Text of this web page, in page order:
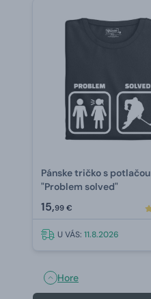
Pánske tričko s potlačou
"Problem solved"
15,99 €
U VÁS: 11.8.2026
Hore